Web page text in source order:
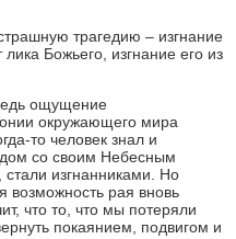
трагедию – изгнание
Божьего, изгнание его из
ощущение
окружающего мира
­то человек знал и
со своим Небесным
изгнанниками. Но
возможность рая вновь
что то, что мы потеряли
покаянием, подвигом и